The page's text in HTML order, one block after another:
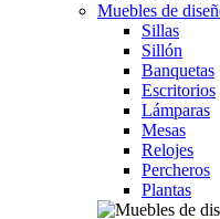
Muebles de
Sillas
Sillón
Banquetas
Escritorios
Lámparas
Mesas
Relojes
Percheros
Plantas